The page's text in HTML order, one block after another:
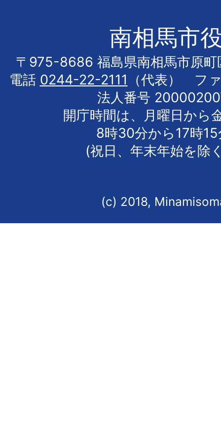
南相馬市
〒975-8686 福島県南相馬市原町
電話 0244-22-2111
（代表） フ
法人番号
開庁時間は、月曜日から
8時30分から17時
(祝日、年末年始を除
(c) 2018,